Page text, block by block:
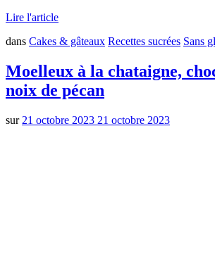
Lire l'article
dans Cakes & gâteaux Recettes sucrées Sans
Moelleux à la chataigne,
noix de pécan
sur 21 octobre 2023 21 octobre 2023